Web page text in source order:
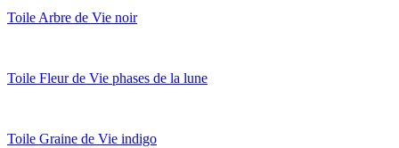
Toile Arbre de Vie noir
Toile Fleur de Vie phases de la lune
Toile Graine de Vie indigo